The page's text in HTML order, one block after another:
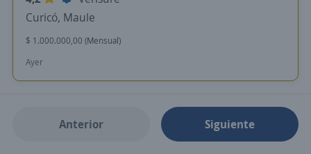
Curicó, Maule
$ 1.000.000,00 (Mensual)
Ayer
Anterior Siguiente